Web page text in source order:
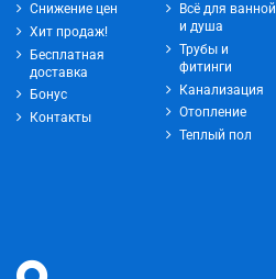
Снижение цен
Хит продаж!
Бесплатная
доставка
Бонус
Контакты
Всё для ванной
и душа
Трубы и
фитинги
Канализация
Отопление
Теплый пол